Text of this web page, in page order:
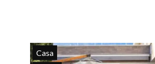
Casa